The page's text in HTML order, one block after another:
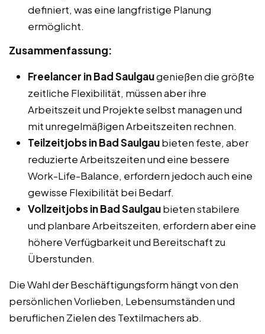
definiert, was eine langfristige Planung
ermöglicht.
Zusammenfassung:
Freelancer in Bad Saulgaugenießen die größte
zeitliche Flexibilität, müssen aber ihre
Arbeitszeit und Projekte selbst managen und
mit unregelmäßigen Arbeitszeiten rechnen.
Teilzeitjobs in Bad Saulgaubieten feste, aber
reduzierte Arbeitszeiten und eine bessere
Work-Life-Balance, erfordern jedoch auch eine
gewisse Flexibilität bei Bedarf.
Vollzeitjobs in Bad Saulgaubieten stabilere
und planbare Arbeitszeiten, erfordern aber eine
höhere Verfügbarkeit und Bereitschaft zu
Überstunden.
Die Wahl der Beschäftigungsform hängt von den
persönlichen Vorlieben, Lebensumständen und
beruflichen Zielen des Textilmachers ab.